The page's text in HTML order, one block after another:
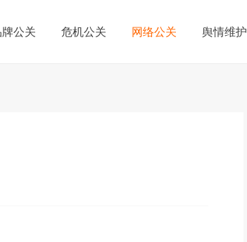
公关 危机公关 网络公关 舆情维护